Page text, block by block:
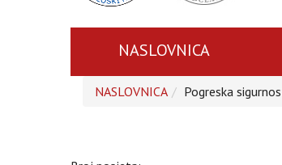
NASLOVNICA
NASLOVNICA Pogreska